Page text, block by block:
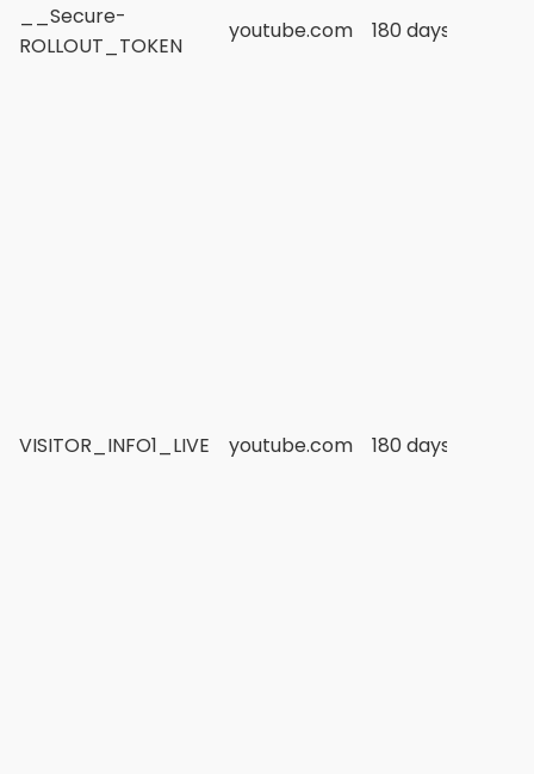
__Secure-
ROLLOUT_TOKEN
youtube.com 180 days
VISITOR_INFO1_LIVE youtube.com 180 days